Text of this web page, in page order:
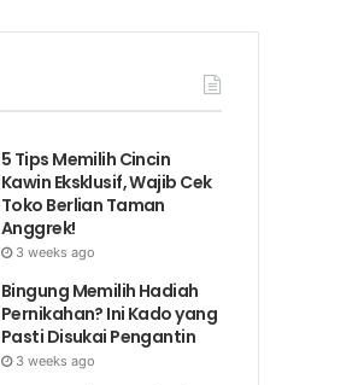
5 Tips Memilih Cincin
Kawin Eksklusif, Wajib Cek
Toko Berlian Taman
Anggrek!
3 weeks ago
Bingung Memilih Hadiah
Pernikahan? Ini Kado yang
Pasti Disukai Pengantin
3 weeks ago